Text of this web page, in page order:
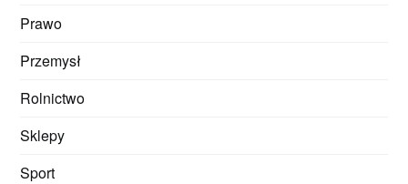
Prawo
Przemysł
Rolnictwo
Sklepy
Sport